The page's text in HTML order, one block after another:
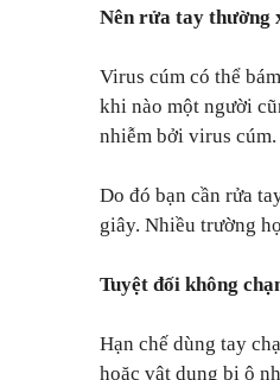
Nên rửa tay thường
Virus cúm có thể
khi nào một người
nhiễm bởi virus cúm.
Do đó bạn cần rửa
giây. Nhiều trường
Tuyệt đối không
Hạn chế dùng tay
hoặc vật dụng bị ô